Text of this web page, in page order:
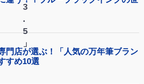
3
.
5
」